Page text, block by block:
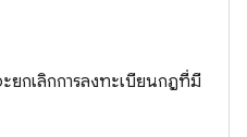
ะยกเลิกการลงทะเบียนกฎที่มี